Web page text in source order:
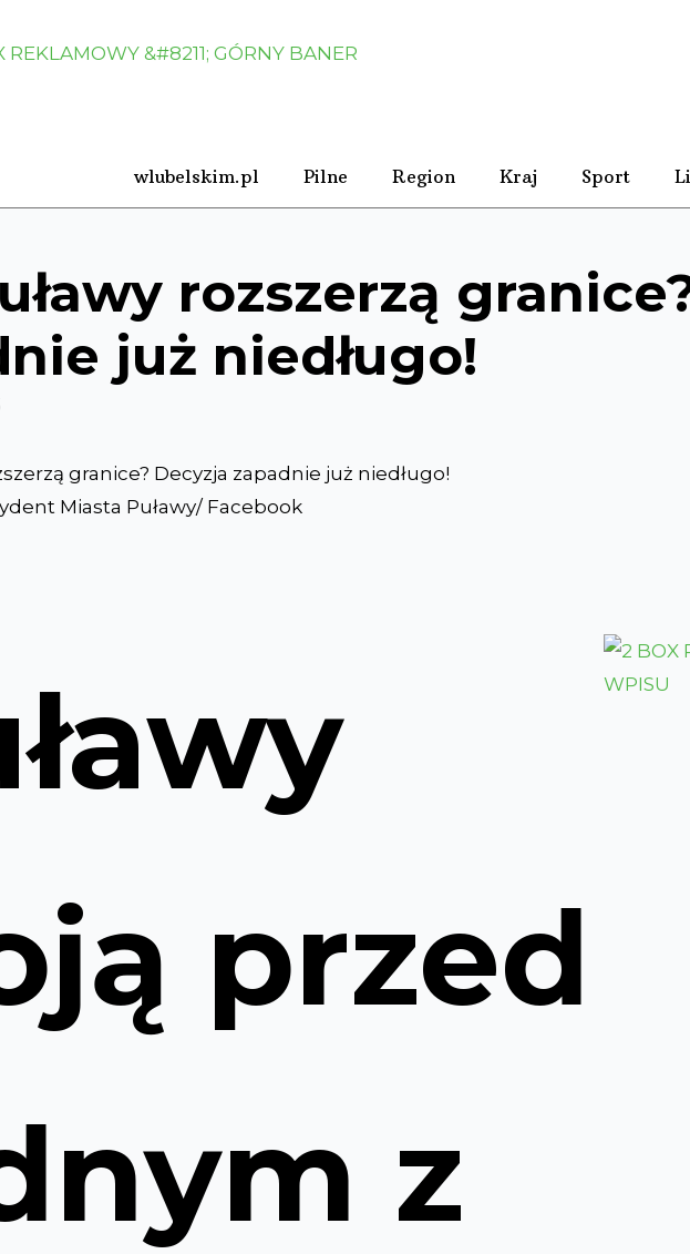
wlubelskim.pl Pilne Region Kraj Sport
rozszerzą
już niedługo!
Miasta Puławy/ Facebook
przed
z